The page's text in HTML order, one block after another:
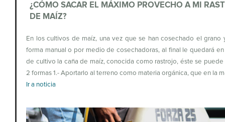
¿CÓMO SACAR EL MÁXIMO PROVECHO A MI
DE MAÍZ?
En los cultivos de maíz, una vez que se han cosechado el grano
forma manual o por medio de cosechadoras, al final le quedará
de cultivo la caña de maíz, conocida como rastrojo, éste se puede
2 formas 1.- Aportarlo al terreno como materia orgánica, que en la
Ir a noticia